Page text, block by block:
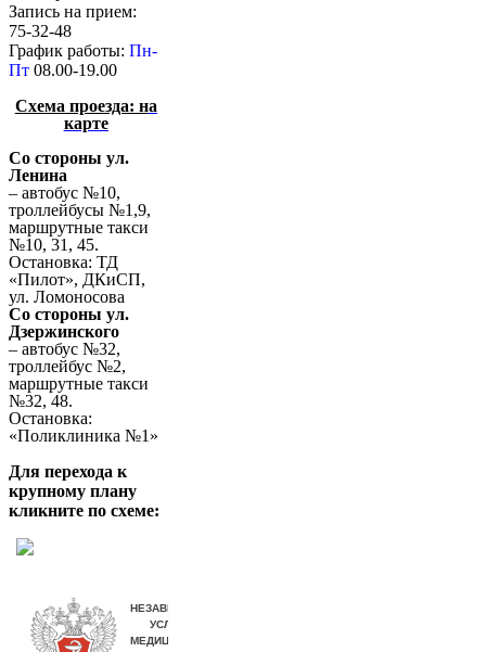
Запись на прием:
75-32-48
График работы: Пн-
Пт 08.00-19.00
Схема проезда: на
карте
Со стороны ул.
Ленина
– автобус №10,
троллейбусы №1,9,
маршрутные такси
№10, 31, 45.
Остановка: ТД
«Пилот», ДКиСП,
ул. Ломоносова
Со стороны ул.
Дзержинского
– автобус №32,
троллейбус №2,
маршрутные такси
№32, 48.
Остановка:
«Поликлиника №1»
Для перехода к
крупному плану
кликните по схеме: